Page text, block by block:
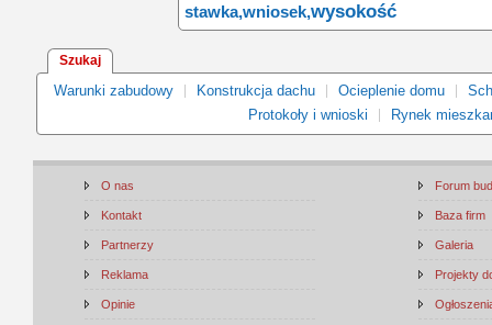
stawka,wniosek,wysokość
Szukaj
Warunki zabudowy Konstrukcja dachu Ocieplenie domu
Protokoły i wnioski
Rynek
O nas
Kontakt
Partnerzy
Reklama
Opinie
Forum
Baza firm
Galeria
Projekty